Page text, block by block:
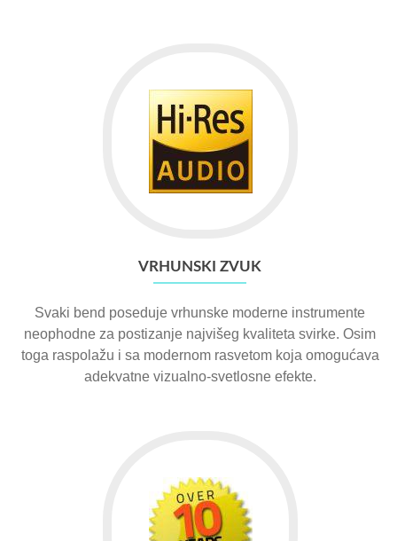
VRHUNSKI ZVUK
Svaki bend poseduje vrhunske moderne instrumente
neophodne za postizanje najvišeg kvaliteta svirke. Osim
toga raspolažu i sa modernom rasvetom koja omogućava
adekvatne vizualno-svetlosne efekte.